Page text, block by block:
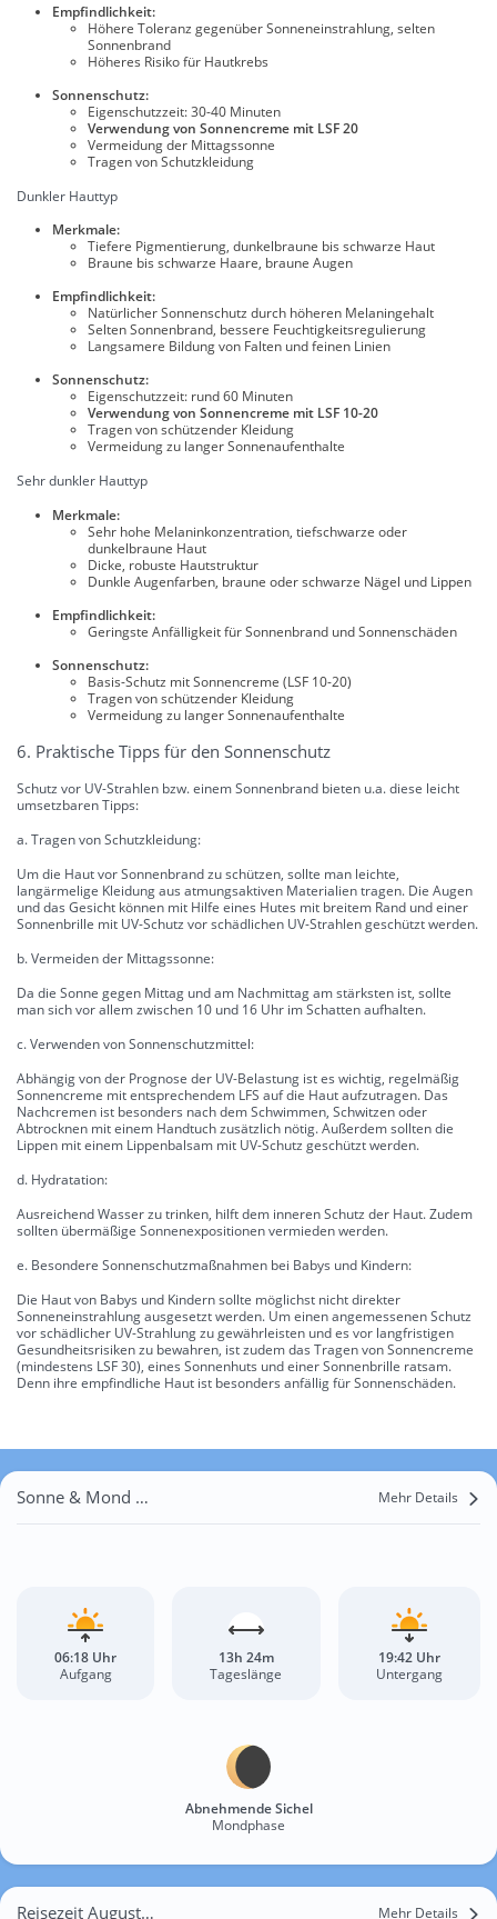
Empfindlichkeit:
Höhere Toleranz gegenüber Sonneneinstrahlung, selten
Sonnenbrand
Höheres Risiko für Hautkrebs
Sonnenschutz:
Eigenschutzzeit: 30-40 Minuten
Verwendung von Sonnencreme mit LSF 20
Vermeidung der Mittagssonne
Tragen von Schutzkleidung
Dunkler Hauttyp
Merkmale:
Tiefere Pigmentierung, dunkelbraune bis schwarze Haut
Braune bis schwarze Haare, braune Augen
Empfindlichkeit:
Natürlicher Sonnenschutz durch höheren Melaningehalt
Selten Sonnenbrand, bessere Feuchtigkeitsregulierung
Langsamere Bildung von Falten und feinen Linien
Sonnenschutz:
Eigenschutzzeit: rund 60 Minuten
Verwendung von Sonnencreme mit LSF 10-20
Tragen von schützender Kleidung
Vermeidung zu langer Sonnenaufenthalte
Sehr dunkler Hauttyp
Merkmale:
Sehr hohe Melaninkonzentration, tiefschwarze oder
dunkelbraune Haut
Dicke, robuste Hautstruktur
Dunkle Augenfarben, braune oder schwarze Nägel und Lippen
Empfindlichkeit:
Geringste Anfälligkeit für Sonnenbrand und Sonnenschäden
Sonnenschutz:
Basis-Schutz mit Sonnencreme (LSF 10-20)
Tragen von schützender Kleidung
Vermeidung zu langer Sonnenaufenthalte
6. Praktische Tipps für den Sonnenschutz
Schutz vor UV-Strahlen bzw. einem Sonnenbrand bieten u.a. diese leicht
umsetzbaren Tipps:
a. Tragen von Schutzkleidung:
Um die Haut vor Sonnenbrand zu schützen, sollte man leichte,
langärmelige Kleidung aus atmungsaktiven Materialien tragen. Die Augen
und das Gesicht können mit Hilfe eines Hutes mit breitem Rand und einer
Sonnenbrille mit UV-Schutz vor schädlichen UV-Strahlen geschützt werden.
b. Vermeiden der Mittagssonne:
Da die Sonne gegen Mittag und am Nachmittag am stärksten ist, sollte
man sich vor allem zwischen 10 und 16 Uhr im Schatten aufhalten.
c. Verwenden von Sonnenschutzmittel:
Abhängig von der Prognose der UV-Belastung ist es wichtig, regelmäßig
Sonnencreme mit entsprechendem LFS auf die Haut aufzutragen. Das
Nachcremen ist besonders nach dem Schwimmen, Schwitzen oder
Abtrocknen mit einem Handtuch zusätzlich nötig. Außerdem sollten die
Lippen mit einem Lippenbalsam mit UV-Schutz geschützt werden.
d. Hydratation:
Ausreichend Wasser zu trinken, hilft dem inneren Schutz der Haut. Zudem
sollten übermäßige Sonnenexpositionen vermieden werden.
e. Besondere Sonnenschutzmaßnahmen bei Babys und Kindern:
Die Haut von Babys und Kindern sollte möglichst nicht direkter
Sonneneinstrahlung ausgesetzt werden. Um einen angemessenen Schutz
vor schädlicher UV-Strahlung zu gewährleisten und es vor langfristigen
Gesundheitsrisiken zu bewahren, ist zudem das Tragen von Sonnencreme
(mindestens LSF 30), eines Sonnenhuts und einer Sonnenbrille ratsam.
Denn ihre empfindliche Haut ist besonders anfällig für Sonnenschäden.
Sonne & Mond Al Manyal Mehr Details
06:18 Uhr
Aufgang
13h 24m
Tageslänge
19:42 Uhr
Untergang
Abnehmende Sichel
Mondphase
Reisezeit August für Al Manyal Mehr Details